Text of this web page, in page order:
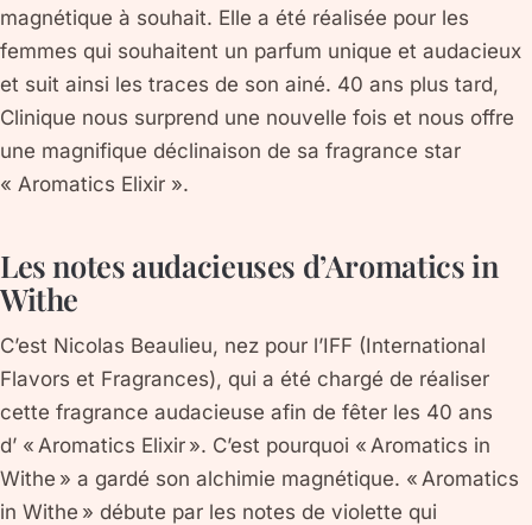
magnétique à souhait. Elle a été réalisée pour les
femmes qui souhaitent un parfum unique et audacieux
et suit ainsi les traces de son ainé. 40 ans plus tard,
Clinique nous surprend une nouvelle fois et nous offre
une magnifique déclinaison de sa fragrance star
« Aromatics Elixir ».
Les notes audacieuses d’Aromatics in
Withe
C’est Nicolas Beaulieu, nez pour l’IFF (International
Flavors et Fragrances), qui a été chargé de réaliser
cette fragrance audacieuse afin de fêter les 40 ans
d’ « Aromatics Elixir ». C’est pourquoi « Aromatics in
Withe » a gardé son alchimie magnétique. « Aromatics
in Withe » débute par les notes de violette qui